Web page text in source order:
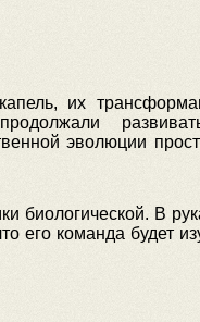
их
эволюции
биологической. В
его команда будет